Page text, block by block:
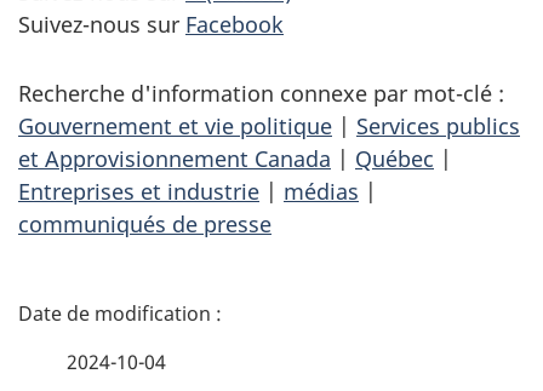
Suivez-nous sur Facebook
Recherche d'information connexe par mot-clé :
Gouvernement et vie politique | Services publics
et Approvisionnement Canada | Québec |
Entreprises et industrie | médias |
communiqués de presse
D
2024-10-04